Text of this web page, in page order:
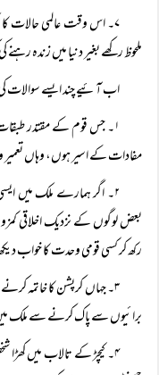
۷۔ اس وقت عالمی حالات
ملحوظ رکھے بغیر دنیا میں زندہ
اب آئیے چند ایسے
۱۔ جس قوم کے مقتدر
مفادات کے اسیر ہوں، وہاں
۲۔ اگر ہمارے ملک میں
بعض لوگوں کے نزدیک اخلاقی
رکھ کر کسی قومی وحدت کا خواب
۳۔ جہاں کرپشن کا خاتمہ
برائیوں سے پاک کرنے سے ملک میں
۴۔ کیچڑ کے تالاب میں